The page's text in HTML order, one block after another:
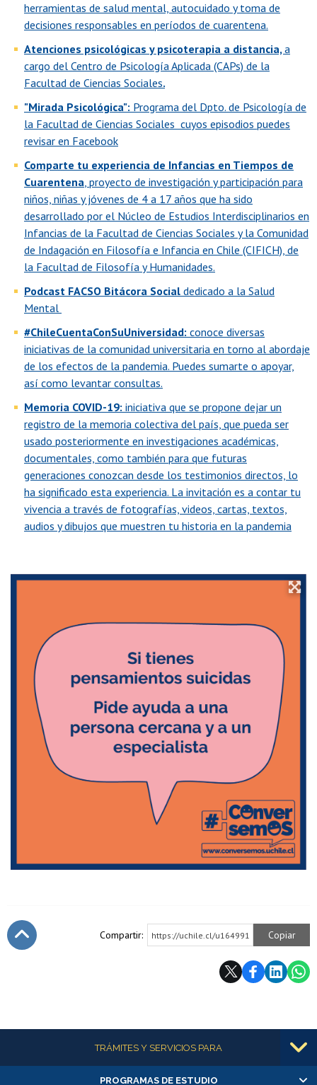
herramientas de salud mental, autocuidado y toma de
decisiones responsables en períodos de cuarentena.
Atenciones psicológicas y psicoterapia a distancia,a
cargo del Centro de Psicología Aplicada (CAPs) de la
Facultad de Ciencias Sociales.
"Mirada Psicológica": Programa del Dpto. de Psicología de
la Facultad de Ciencias Sociales cuyos episodios puedes
revisar en Facebook
Comparte tu experiencia de Infancias en Tiempos de
Cuarentena, proyecto de investigación y participación para
niños, niñas y jóvenes de 4 a 17 años que ha sido
desarrollado por el Núcleo de Estudios Interdisciplinarios en
Infancias de la Facultad de Ciencias Sociales y la Comunidad
de Indagación en Filosofía e Infancia en Chile (CIFICH), de
la Facultad de Filosofía y Humanidades.
Podcast FACSO Bitácora Social dedicado a la Salud
Mental
#ChileCuentaConSuUniversidad: conoce diversas
iniciativas de la comunidad universitaria en torno al abordaje
de los efectos de la pandemia. Puedes sumarte o apoyar,
así como levantar consultas.
Memoria COVID-19: iniciativa que se propone dejar un
registro de la memoria colectiva del país, que pueda ser
usado posteriormente en investigaciones académicas,
documentales, como también para que futuras
generaciones conozcan desde los testimonios directos, lo
ha significado esta experiencia. La invitación es a contar tu
vivencia a través de fotografías, videos, cartas, textos,
audios y dibujos que muestren tu historia en la pandemia
Compartir: https://uchile.cl/u164991 Copiar
Más informaciónTRÁMITES Y SERVICIOS PARA
PROGRAMAS DE ESTUDIO